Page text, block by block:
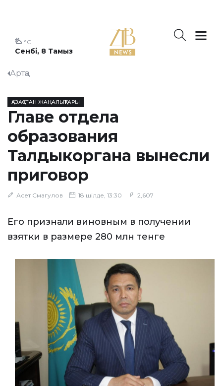
Сенбі, 8 Тамыз
°C
Артқа
ҚАЗАҚСТАН ЖАҢАЛЫҚТАРЫ
Главе отдела
образования
Талдыкоргана вынесли
приговор
Асет Смагулов 18 шілде, 13:30 2,607
Его признали виновным в получении
взятки в размере 280 млн тенге